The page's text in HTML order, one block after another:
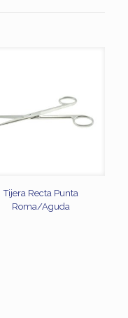
Tijera Recta Punta
Roma/Aguda